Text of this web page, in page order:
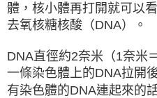
體，核小體再打開就可以
去氧核糖核酸（DNA）。
DNA直徑約2奈米（1奈米
一條染色體上的DNA拉開
有染色體的DNA連起來的